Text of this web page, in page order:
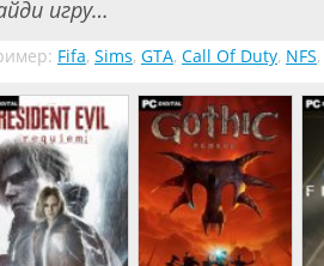
Fifa, Sims, GTA, Call Of Duty, NFS,